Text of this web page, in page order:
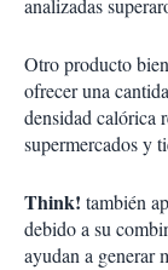
analizadas
Otro producto
ofrecer una
densidad calórica
supermercados y
Think! también
debido a su
ayudan a generar